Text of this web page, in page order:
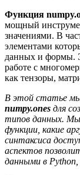
Функция
мощный
значениями. В
элементами
данных и формы.
работе с
как тензоры,
В этой статье мы
numpy.ones для
типов данных.
функции, какие
синтаксиса
аспектов
данными в Python,